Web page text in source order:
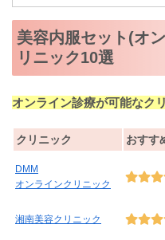
美容内服セット(オ
リニック10選
オンライン診療が可能なク
クリニック おすす
DMM
オンラインクリニック
湘南美容クリニック